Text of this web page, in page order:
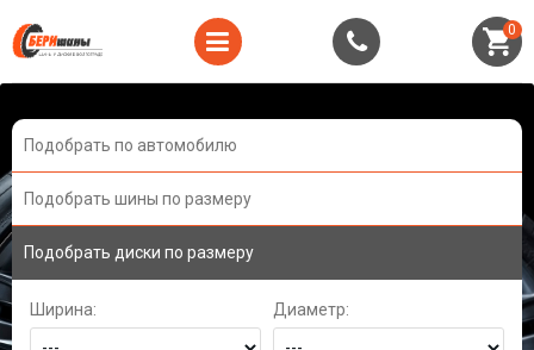
0
Подобрать по автомобилю
Подобрать шины по размеру
Подобрать диски по размеру
Ширина: Диаметр: